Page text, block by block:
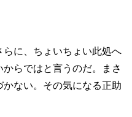
に、ちょいちょい此処へ
らではと言うのだ。まさ
ない。その気になる正助